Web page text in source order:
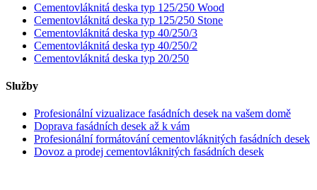
Cementovláknitá deska typ 125/250 Wood
Cementovláknitá deska typ 125/250 Stone
Cementovláknitá deska typ 40/250/3
Cementovláknitá deska typ 40/250/2
Cementovláknitá deska typ 20/250
Služby
Profesionální vizualizace fasádních desek na vašem domě
Doprava fasádních desek až k vám
Profesionální formátování cementovláknitých fasádních desek
Dovoz a prodej cementovláknitých fasádních desek